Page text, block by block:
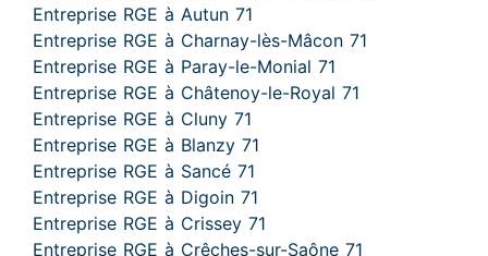
Entreprise RGE à Autun 71
Entreprise RGE à Charnay-lès-Mâcon 71
Entreprise RGE à Paray-le-Monial 71
Entreprise RGE à Châtenoy-le-Royal 71
Entreprise RGE à Cluny 71
Entreprise RGE à Blanzy 71
Entreprise RGE à Sancé 71
Entreprise RGE à Digoin 71
Entreprise RGE à Crissey 71
Entreprise RGE à Crêches-sur-Saône 71